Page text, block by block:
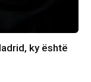
ky është